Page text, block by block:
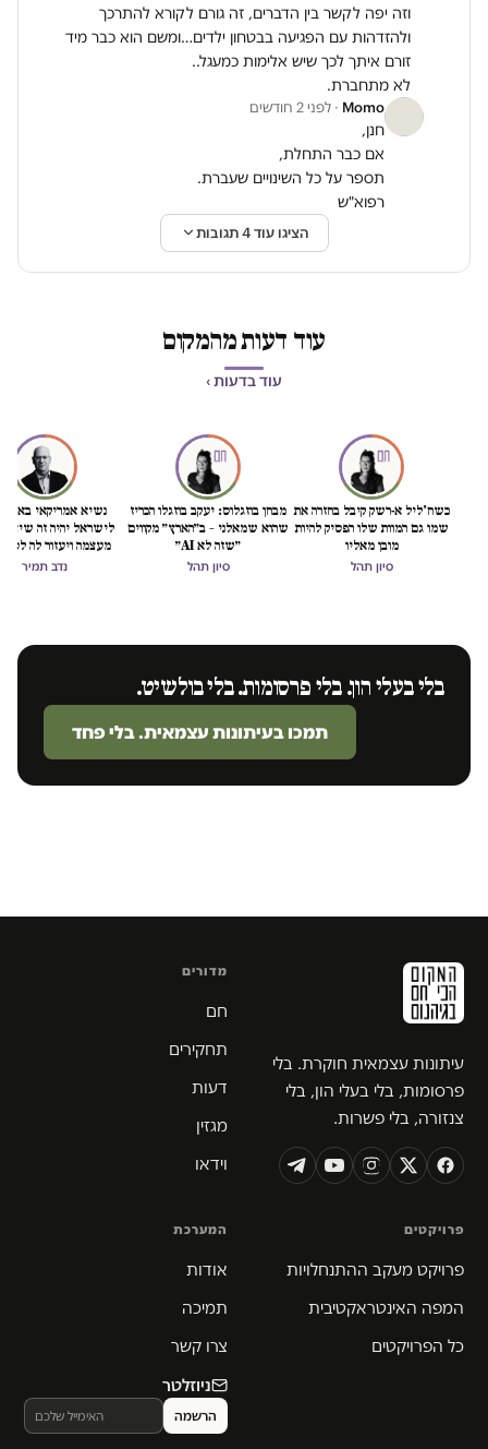
וזה יפה לקשר בין הדברים, זה גורם לקורא להתרכך
ולהזדהות עם הפגיעה בבטחון ילדים…ומשם הוא כבר מיד
זורם איתך לכך שיש אלימות כמעגל..
לא מתחברת.
Momo · לפני 2 חודשים
חנן,
אם כבר התחלת,
תספר על כל השינויים שעברת.
רפוא"ש
הציגו עוד 4 תגובות
עוד דעות מהמקום
עוד בדעות ›
כשח'ליל א-רשק קיבל בחזרה את
שמו גם המוות שלו הפסיק להיות
מובן מאליו
סיון תהל
מבחן בוזגלוס: יעקב בוזגלו הכריז
שהוא שמאלני – ב״הארץ״ מקווים
״שזה לא AI״
סיון תהל
נשיא אמריקאי באמת
לישראל יהיה זה
מעצמה ויעזור לה
הכיבוש
נדב תמיר
בלי בעלי הון. בלי פרסומות. בלי בולשיט.
תמכו בעיתונות עצמאית. בלי פחד
עיתונות עצמאית חוקרת. בלי
פרסומות, בלי בעלי הון, בלי
צנזורה, בלי פשרות.
מדורים
חם
תחקירים
דעות
מגזין
וידאו
פרויקטים
פרויקט מעקב ההתנחלויות
המפה האינטראקטיבית
כל הפרויקטים
המערכת
אודות
תמיכה
צרו קשר
ניוזלטר